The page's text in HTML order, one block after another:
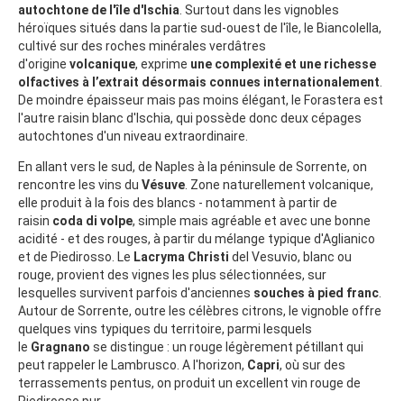
autochtone de l'île d'Ischia . Surtout dans les vignobles
héroïques situés dans la partie sud-ouest de l'île, le Biancolella,
cultivé sur des roches minérales verdâtres
d'origine volcanique, exprime une complexité et une richesse
olfactives à l’extrait désormais connues internationalement
De moindre épaisseur mais pas moins élégant, le Forastera est
l'autre raisin blanc d'Ischia, qui possède donc deux cépages
autochtones d'un niveau extraordinaire.
En allant vers le sud, de Naples à la péninsule de Sorrente, on
rencontre les vins du Vésuve . Zone naturellement volcanique,
elle produit à la fois des blancs - notamment à partir de
raisin coda di volpe, simple mais agréable et avec une bonne
acidité - et des rouges, à partir du mélange typique d'Aglianico
et de Piedirosso. Le Lacryma Christi del Vesuvio, blanc ou
rouge, provient des vignes les plus sélectionnées, sur
lesquelles survivent parfois d'anciennes souches à pied franc
Autour de Sorrente, outre les célèbres citrons, le vignoble offre
quelques vins typiques du territoire, parmi lesquels
le Gragnano se distingue : un rouge légèrement pétillant qui
peut rappeler le Lambrusco. A l'horizon, Capri, où sur des
terrassements pentus, on produit un excellent vin rouge de